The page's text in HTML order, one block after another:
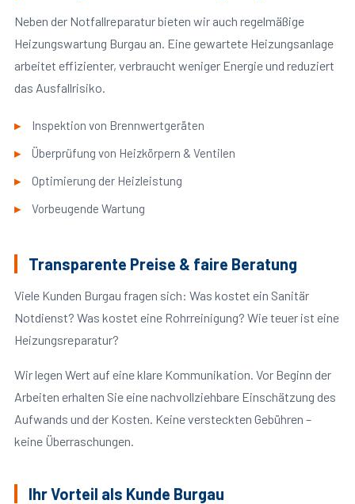
Neben der Notfallreparatur bieten wir auch regelmäßige
Heizungswartung Burgau an. Eine gewartete Heizungsanlage
arbeitet effizienter, verbraucht weniger Energie und reduziert
das Ausfallrisiko.
Inspektion von Brennwertgeräten
Überprüfung von Heizkörpern & Ventilen
Optimierung der Heizleistung
Vorbeugende Wartung
Transparente Preise & faire Beratung
Viele Kunden Burgau fragen sich: Was kostet ein Sanitär
Notdienst? Was kostet eine Rohrreinigung? Wie teuer ist eine
Heizungsreparatur?
Wir legen Wert auf eine klare Kommunikation. Vor Beginn der
Arbeiten erhalten Sie eine nachvollziehbare Einschätzung des
Aufwands und der Kosten. Keine versteckten Gebühren –
keine Überraschungen.
Ihr Vorteil als Kunde Burgau